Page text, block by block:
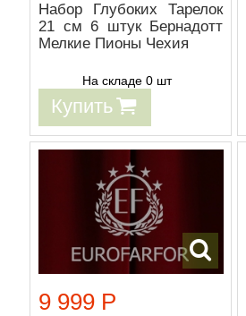
Набор Глубоких Тарелок
21 см 6 штук Бернадотт
Мелкие Пионы Чехия
На складе 0 шт
Купить
9 999 Р